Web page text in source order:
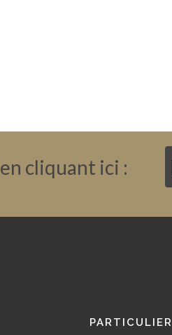
en cliquant ici :
PARTICULIER